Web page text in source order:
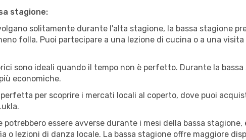
stagione:
solitamente durante l'alta stagione, la bassa stagione
folla. Puoi partecipare a una lezione di cucina o a una
sono ideali quando il tempo non è perfetto. Durante la
economiche.
per scoprire i mercati locali al coperto, dove puoi
essere avverse durante i mesi della bassa
o lezioni di danza locale. La bassa stagione offre maggiore